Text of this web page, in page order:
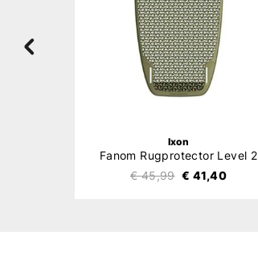
Ixon
Fanom Rugprotector Level 2
€ 45,99 € 41,40